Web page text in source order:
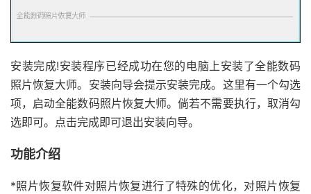
安装完成!安装程序已经成功在您的电脑上安装了全能数码
照片恢复大师。安装向导会提示安装完成。这里有一个勾选
项，启动全能数码照片恢复大师。倘若不需要执行，取消勾
选即可。点击完成即可退出安装向导。
功能介绍
*照片恢复软件对照片恢复进行了特殊的优化，对照片恢复